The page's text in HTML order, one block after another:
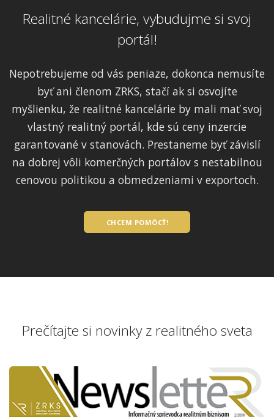
Realitné kancelárie, vybudujme si svoj
portál!
Nepotrebujeme od vás peniaze, dokonca nemusíte
byť ani členom ZRKS, stačí ak si osvojíte
myšlienku, že realitné kancelárie by mali mať svoj
vlastný realitný portál, kde sú ceny inzercie
garantované v stanovách. Prestaneme byť závislí
na dobrej vôli komerčných portálov s nestabilnou
cenovou politikou a obmedzeniami v exportoch.
CHCEM POMÔCŤ!
Prečítajte si novinky z realitného sveta